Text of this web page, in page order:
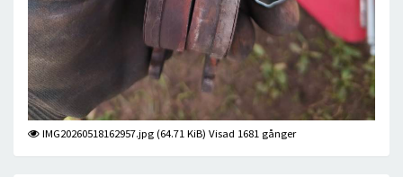
IMG20260518162957.jpg (64.71 KiB) Visad 1681 gånger